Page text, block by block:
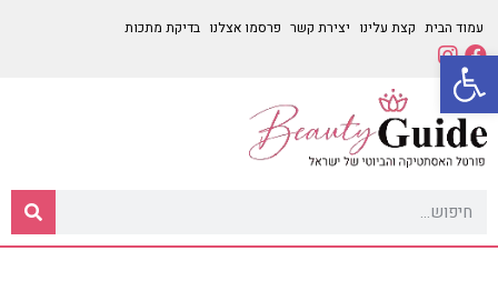
עמוד הבית קצת עלינו יצירת קשר פרסמו אצלנו בדיקת מתכות
פתח סרגל נגישות